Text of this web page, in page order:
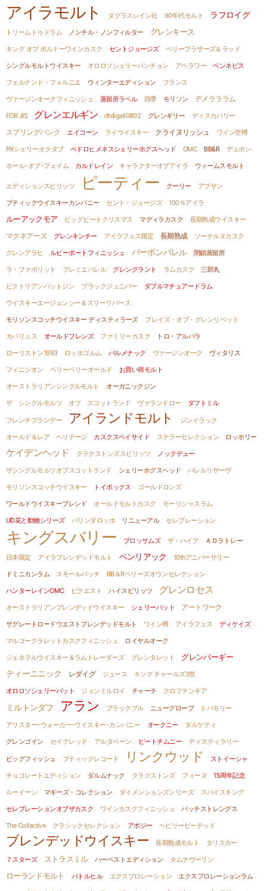
アイラモルト ダグラスレイン社 90年代モルト ラフロイグ
トリームトゥドラム ノンチル・ノンフィルター グレンキース
キング オブ ボルドーワインカスク セントジョージズ
ベリーブラザーズ＆ラッド
シングルモルトウイスキー
オロロソシェリーパンチョン アベラワー
ベンネビス
フェルナンド・フォルニエ
ウィンターエディション
フランス
ヴァージンオークフィニッシュ
蒸留所ラベル 四季 モリソン デメラララム
FOR JIS グレンエルギン dtdigall0802 グレンギリー ディスカバリー
スプリングバンク エイコーン ライウイスキー クライヌリッシュ
ワイン空樽
PXシェリーオクタブ
ペドロヒメネスシェリーホグスヘッド OMC BB&R
デュポン
ホール･オブ･フェイム
カルドレイン キャラクターオブアイラ ウィームスモルト
エディションスピリッツ ピーティー クーリー
アブサン
ブティックウイスキーカンパニー
セント・ジョージズ 100％アイラ
ルーアックモア ビッグピートクリスマス マディラカスク 長期熟成ウイスキー
マクネアーズ グレンキンチー アイラフェス限定 長期熟成
ソーテルヌカスク
グレンアラヒ
ルビーポートフィニッシュ バーボンバレル
閉鎖蒸留所
ラ・ファボリット
プレミエバレル グレングラント ラムカスク
三郎丸
ビクトリアンバットジン
ブラックジュニパー
ダブルマチュアードラム
ウイスキーエージェンシー＆スリーリバース
モリソンスコッチウイスキー ディスティラーズ
ブレイズ・オブ・グレンリベット
カバリュス
オールドフレンズ ファミリーカスク
トロ・アルバラ
ローリストン1993
ロッホゴルム バルメナック ヴァージンオーク
ヴィタリス
フィニシオン
ベリーベリーオールド
お買い得モルト
オーストラリアンシングルモルト
オーガニックジン
ザ シングルモルツ オブ スコットランド
ヴァランドロー ダフトミル
フレンチブランデー アイランドモルト
ジンイラック
オールド＆レア ヘリテージ
カスクスペイサイド ステラーセレクション ロッホリー
ケイデンヘッド クラクストンズスピリッツ
ノックデュー
ザシングルモルツオブスコットランド
シェリーホグスヘッド
バレルリザーヴ
モリソンスコッチウイスキー
トイボックス
ゴールドロンズ
ワールドウイスキーブレンド
オールドモルトカスク
モーリシャスラム
UD花と動物シリーズ
バリンダロッホ リニューアル セレブレーション
キングスバリー ブロッサムズ ザ・ハイブ
ＡＤラトレー
日本限定
アイラブレンデッドモルト ベンリアック
10thアニバーサリー
ドミニカンラム
スモールバッチ
BB＆Rベリーズオウンセレクション
ハンターレインOMC
ビクエスト ハイスピリッツ グレンロセス
オーストラリアンブレンデッドウイスキー シェリーバット
アートワーク
ザグレートロードウエストブレンデッドモルト
ワイン樽 アイラフェス
ディケイズ
マルゴークラレットカスクフィニッシュ
ロイヤルオーク
ジェネラルウイスキー＆ラムトレーダーズ
グレンタレット グレンバーギー
ティーニニック レダイグ ジュース
キング チャールズ3世
オロロソシェリーバット
ジョンミルロイ チャーチ クロフテンギア
ミルトンダフ アラン ブラックブル ニューグローブ
トバモリー
アリスター･ウォーカー･ウイスキー･カンパニー
オークニー
ダルゲティ
グレンゴイン
セイクレッド アルタベーン ピートチムニー ディスティラリー
ビッグフィッシュ ブティックレコード リンクウッド
ストイーシャ
チョコレートエディション
ダルムナック クラクストンズ フィーヌ
15周年記念
ルーイーン
マギーズ・コレクション ダイメンションズシリーズ
スパイスキング
セレブレーションオブザカスク
ワインカスクフィニッシュ
バッチストレングス
The Collective
クラシックセレクション アポジー ヘビリーピーテッド
ブレンデッドウイスキー 長期熟成モルト
タリスカー
７スターズ
ストラスミル ハーベストエディション タムナヴーリン
ローランドモルト バトルヒル エクスプロレーション
エクスプロレーションラム